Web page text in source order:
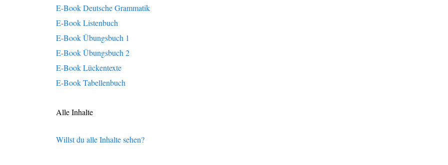
E-Book Deutsche Grammatik
E-Book Listenbuch
E-Book Übungsbuch 1
E-Book Übungsbuch 2
E-Book Lückentexte
E-Book Tabellenbuch
Alle Inhalte
Willst du alle Inhalte sehen?